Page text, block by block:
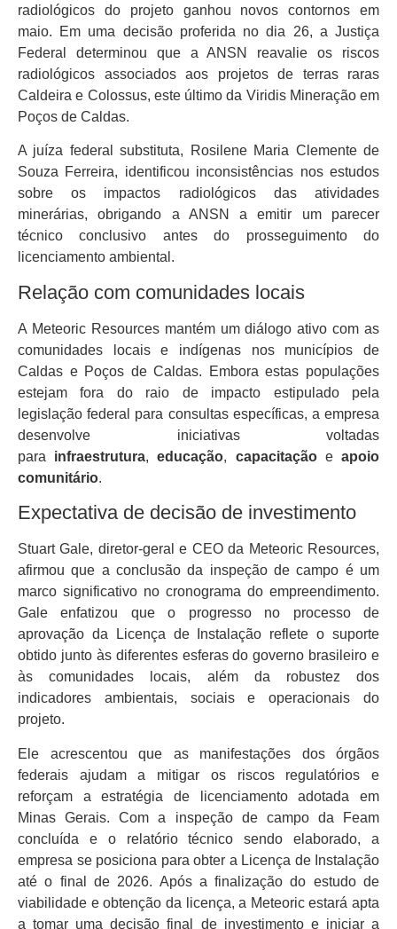
radiológicos do projeto ganhou novos contornos em
maio. Em uma decisão proferida no dia 26, a Justiça
Federal determinou que a ANSN reavalie os riscos
radiológicos associados aos projetos de terras raras
Caldeira e Colossus, este último da Viridis Mineração em
Poços de Caldas.
A juíza federal substituta, Rosilene Maria Clemente de
Souza Ferreira, identificou inconsistências nos estudos
sobre os impactos radiológicos das atividades
minerárias, obrigando a ANSN a emitir um parecer
técnico conclusivo antes do prosseguimento do
licenciamento ambiental.
Relação com comunidades locais
A Meteoric Resources mantém um diálogo ativo com as
comunidades locais e indígenas nos municípios de
Caldas e Poços de Caldas. Embora estas populações
estejam fora do raio de impacto estipulado pela
legislação federal para consultas específicas, a empresa
desenvolve iniciativas voltadas
para infraestrutura,educação, capacitaçãoeapoio
comunitário.
Expectativa de decisão de investimento
Stuart Gale, diretor-geral e CEO da Meteoric Resources,
afirmou que a conclusão da inspeção de campo é um
marco significativo no cronograma do empreendimento.
Gale enfatizou que o progresso no processo de
aprovação da Licença de Instalação reflete o suporte
obtido junto às diferentes esferas do governo brasileiro e
às comunidades locais, além da robustez dos
indicadores ambientais, sociais e operacionais do
projeto.
Ele acrescentou que as manifestações dos órgãos
federais ajudam a mitigar os riscos regulatórios e
reforçam a estratégia de licenciamento adotada em
Minas Gerais. Com a inspeção de campo da Feam
concluída e o relatório técnico sendo elaborado, a
empresa se posiciona para obter a Licença de Instalação
até o final de 2026. Após a finalização do estudo de
viabilidade e obtenção da licença, a Meteoric estará apta
a tomar uma decisão final de investimento e iniciar a